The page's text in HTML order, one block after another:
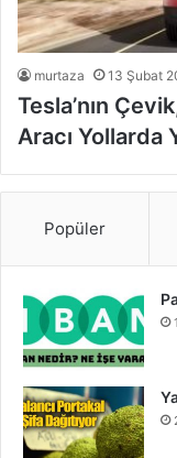
murtaza 13 Şubat
Tesla’nın
Aracı Yollarda
Popüler